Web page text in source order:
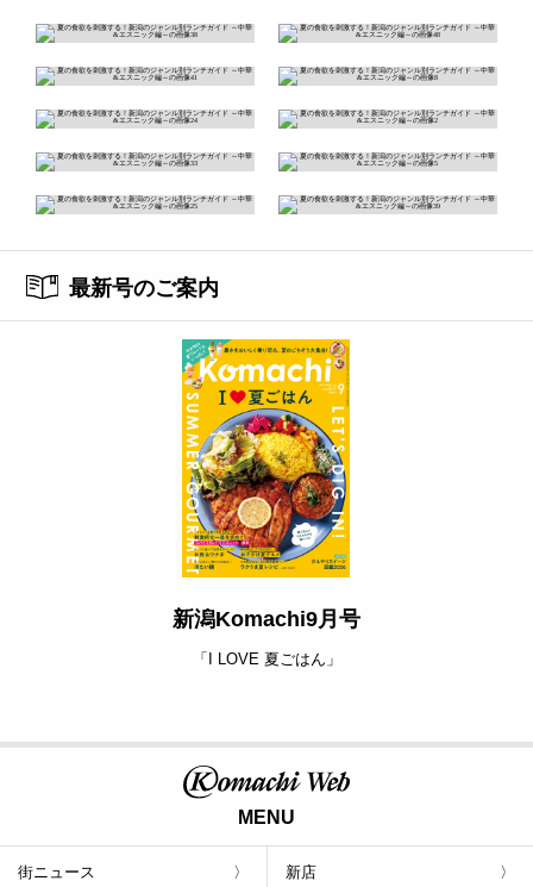
最新号のご案内
新潟Komachi9月号
「I LOVE 夏ごはん」
MENU
街ニュース 新店